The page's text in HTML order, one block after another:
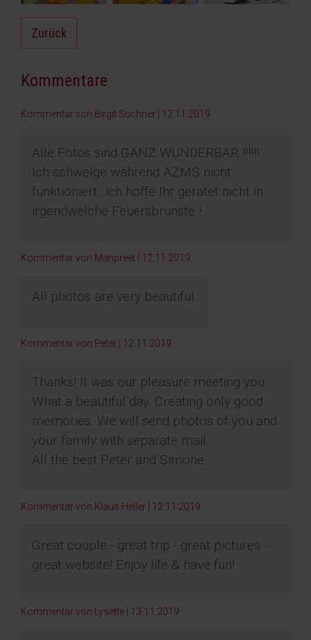
Zurück
Kommentare
Kommentar von Birgit Suchner | 12.11.2019
Alle Fotos sind GANZ WUNDERBAR !!!!!!
Ich schwelge während AZMS nicht
funktioniert...ich hoffe Ihr geratet nicht in
irgendwelche Feuersbrünste !
Kommentar von Manpreet | 12.11.2019
All photos are very beautiful.
Kommentar von Peter | 12.11.2019
Thanks! It was our pleasure meeting you.
What a beautiful day. Creating only good
memories. We will send photos of you and
your family with separate mail.
All the best Peter and Simone
Kommentar von Klaus Heller | 12.11.2019
Great couple - great trip - great pictures -
great website! Enjoy life & have fun!
Kommentar von Lysette | 13.11.2019